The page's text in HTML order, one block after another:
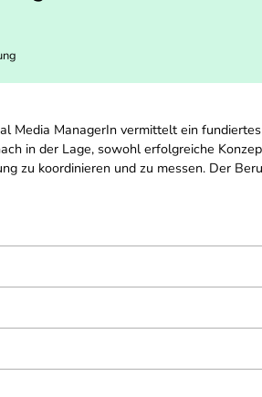
Media ManagerIn vermittelt ein
in der Lage, sowohl erfolgreiche
zu koordinieren und zu messen. Der